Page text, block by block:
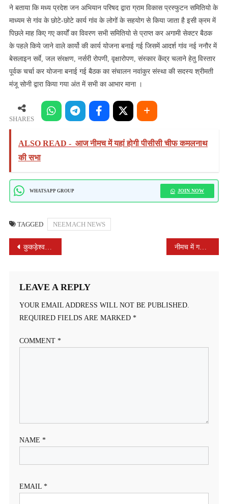
ने बताया कि मध्य प्रदेश जन अभियान परिषद द्वारा ग्राम विकास प्रस्फुटन समितियो के
माध्यम से गांव के छोटे-छोटे कार्य गांव के लोगों के सहयोग से किया जाता है इसी क्रम में
पिछले माह किए गए कार्यों का विवरण सभी समितियो से प्राप्त कर अगामी सेक्टर बैठक
के पहले किये जाने वाले कार्यो की कार्य योजना बनाई गई जिसमें आदर्श गांव नई ननौर में
बेसलाइन सर्वे, जल संरक्षण, नर्सरी रोपणी, वृक्षारोपण, संस्कार केंद्र चलाने हेतु विस्तार
पूर्वक चर्चा कर योजना बनाई गई बैठक का संचालन नवांकुर संस्था की सदस्य श्रीमती
मंजू सोनी द्वारा किया गया अंत में सभी का आभार माना ।
SHARES
ALSO READ - आज नीमच में यहां होगी पीसीसी चीफ कमलनाथ
की सभा
WHATSAPP GROUP JOIN NOW
TAGGED NEEMACH NEWS
POST
कुकड़ेश्वर सहस्त्र मुकेश्वर भोलेनाथ मंदिर का दान पात्र खोला गया जिसमें से राशि निकली 71871 नीमच में गरीब परिवार पर 37 हजार का बिजली बिल, कई बार कलेक्टर को आवेदन के बाद भी नहीं हुई सुनवाई
LEAVE A REPLY
YOUR EMAIL ADDRESS WILL NOT BE PUBLISHED.
REQUIRED FIELDS ARE MARKED *
COMMENT *
NAME *
EMAIL *